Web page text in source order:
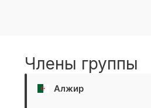
Члены группы
Алжир